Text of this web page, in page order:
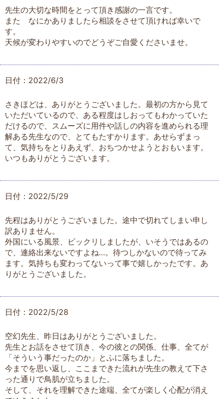
先生の大切な時間をとって頂き感謝の一言です。
また なにかありましたら相談をさせて頂ければ幸いで
す。
天候が変わりやすいのでどうぞご自愛くださいませ。
日付：2022/6/3
さきほどは、ありがとうございました。最初の方から見て
いただいているので、ある程度はしおってもわかっていた
だけるので、スムーズに用件や話しの内容を進められる理
解ある先生なので、とてもたすかります。あせらずまっ
て、気持ちをとりあえず、おちつかせようとおもいます。
いつもありがとうございます。
日付：2022/5/29
先程はありがとうございました。途中で切れてしまい申し
訳ありません。
外国にいる風景、ビックリしましたが、いそうではあるの
で、連絡出来ないですよね…。待つしかないので待ってみ
ます。気持ちも変わってないって事で嬉しかったです。あ
りがとうございました。
日付：2022/5/28
空幻先生、昨日はありがとうございました。
先生とお話をさせて頂き、今の彼との関係、仕事、全てが
「そういう事だったのか」とふに落ちました。
今までを思い返し、ここまできた流れが先生の教えて下さ
った通りで鳥肌が立ちました。
そして、それを理解できた途端、全てが楽しく心配が消え